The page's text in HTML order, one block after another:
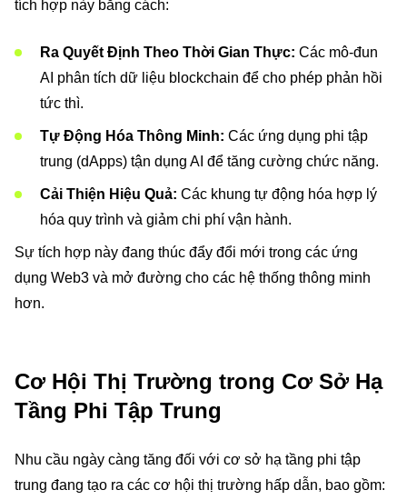
tích hợp này bằng cách:
Ra Quyết Định Theo Thời Gian Thực: Các mô-đun
AI phân tích dữ liệu blockchain để cho phép phản hồi
tức thì.
Tự Động Hóa Thông Minh: Các ứng dụng phi tập
trung (dApps) tận dụng AI để tăng cường chức năng.
Cải Thiện Hiệu Quả: Các khung tự động hóa hợp lý
hóa quy trình và giảm chi phí vận hành.
Sự tích hợp này đang thúc đẩy đổi mới trong các ứng
dụng Web3 và mở đường cho các hệ thống thông minh
hơn.
Cơ Hội Thị Trường trong Cơ Sở Hạ
Tầng Phi Tập Trung
Nhu cầu ngày càng tăng đối với cơ sở hạ tầng phi tập
trung đang tạo ra các cơ hội thị trường hấp dẫn, bao gồm: